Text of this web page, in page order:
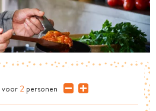
voor 2 personen